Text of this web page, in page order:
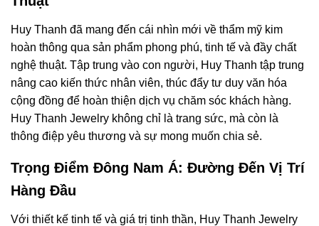
Huy Thanh đã mang đến cái nhìn mới về thẩm mỹ kim
hoàn thông qua sản phẩm phong phú, tinh tế và đầy chất
nghệ thuật. Tập trung vào con người, Huy Thanh tập trung
nâng cao kiến thức nhân viên, thúc đẩy tư duy văn hóa
cộng đồng để hoàn thiện dịch vụ chăm sóc khách hàng.
Huy Thanh Jewelry không chỉ là trang sức, mà còn là
thông điệp yêu thương và sự mong muốn chia sẻ.
Trọng Điểm Đông Nam Á: Đường Đến Vị Trí
Hàng Đầu
Với thiết kế tinh tế và giá trị tinh thần, Huy Thanh Jewelry